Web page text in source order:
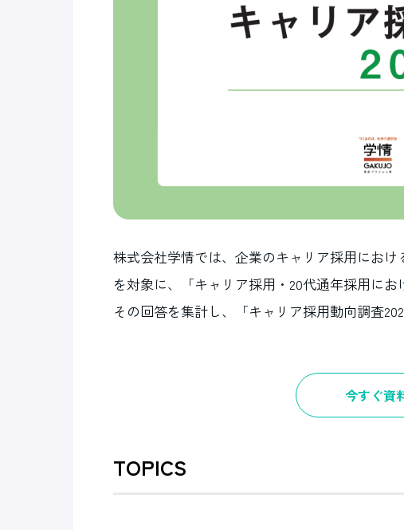
株式会社学情では、企業のキャリア採用にお
を対象に、「キャリア採用・20代通年採用に
その回答を集計し、「キャリア採用動向調査
今すぐ資
TOPICS